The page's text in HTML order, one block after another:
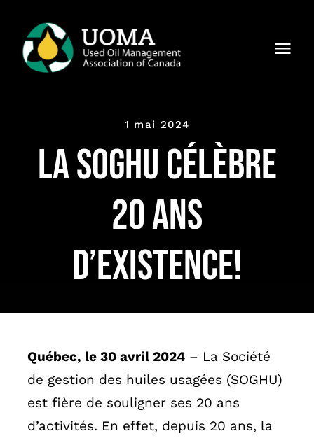
content
Membres
Actualités
1 mai 2024
La SOGHU célèbre
20 ans
d’existence!
Québec, le 30 avril 2024– La Société
de gestion des huiles usagées (SOGHU)
est fière de souligner ses 20 ans
d’activités. En effet, depuis 20 ans, la